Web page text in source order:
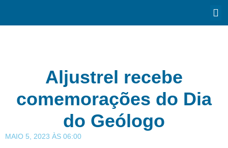
Aljustrel recebe
comemorações do Dia
do Geólogo
MAIO 5, 2023 ÀS 06:00